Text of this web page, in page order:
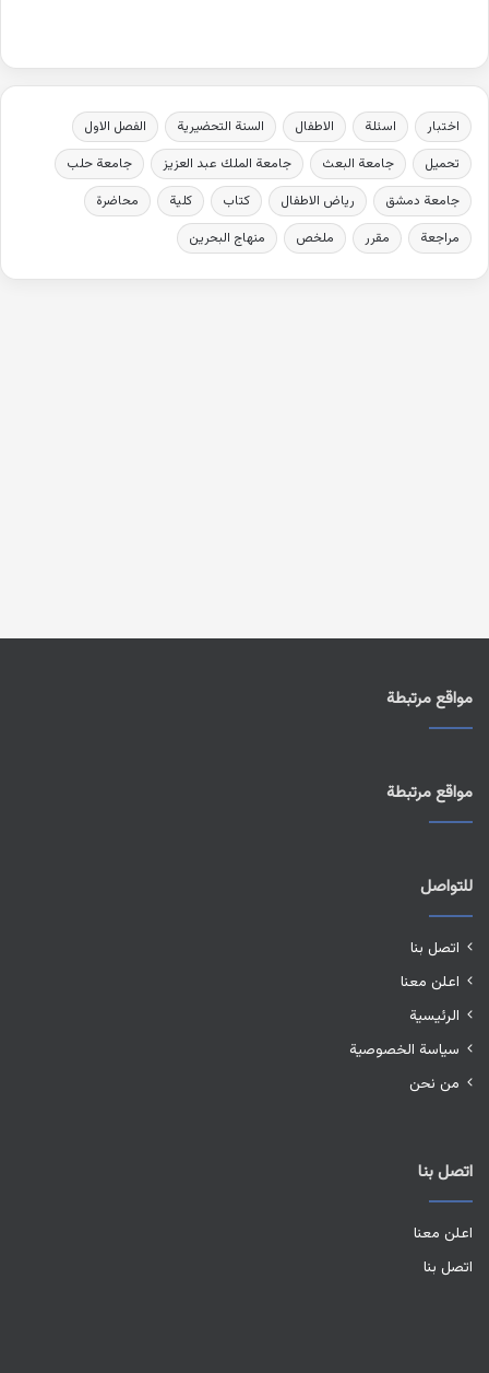
اختبار اسئلة الاطفال السنة التحضيرية
الفصل الاول
تحميل
جامعة البعث جامعة الملك عبد العزيز
جامعة حلب
جامعة دمشق
رياض الاطفال كتاب كلية
محاضرة
مراجعة
مقرر ملخص منهاج البحرين
مواقع مرتبطة
مواقع مرتبطة
للتواصل
اتصل بنا
اعلن معنا
الرئيسية
سياسة الخصوصية
من نحن
اتصل بنا
اعلن معنا
اتصل بنا